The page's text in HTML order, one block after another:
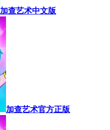
加查艺术中文版
加查艺术官方正版